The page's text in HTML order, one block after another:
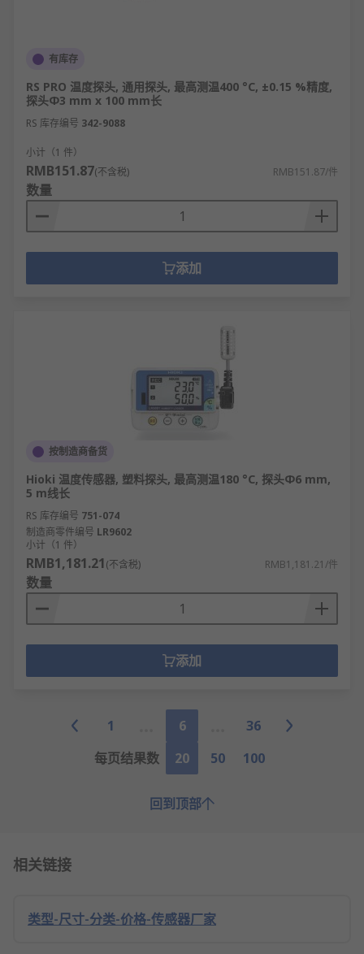
有库存
RS PRO 温度探头, 通用探头, 最高测温400 °C, ±0.15 %精度,
探头Φ3 mm x 100 mm长
RS 库存编号 342-9088
小计（1 件）
RMB151.87(不含税) RMB151.87/件
数量
添加
按制造商备货
Hioki 温度传感器, 塑料探头, 最高测温180 °C, 探头Φ6 mm,
5 m线长
RS 库存编号 751-074
制造商零件编号 LR9602
小计（1 件）
RMB1,181.21(不含税) RMB1,181.21/件
数量
添加
1 6
36
每页结果数
20 50 100
回到顶部
相关链接
类型-尺寸-分类-价格-传感器厂家